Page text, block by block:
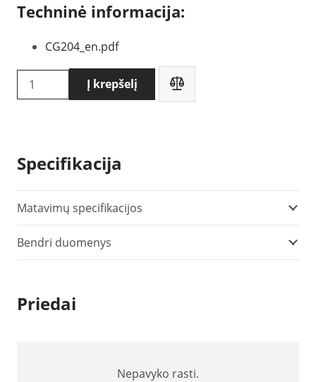
Techninė informacija:
CG204_en.pdf
produkto
kiekis:
storio
matuoklis
Į krepšelį
Specifikacija
Matavimų specifikacijos
Bendri duomenys
Priedai
Nepavyko rasti.